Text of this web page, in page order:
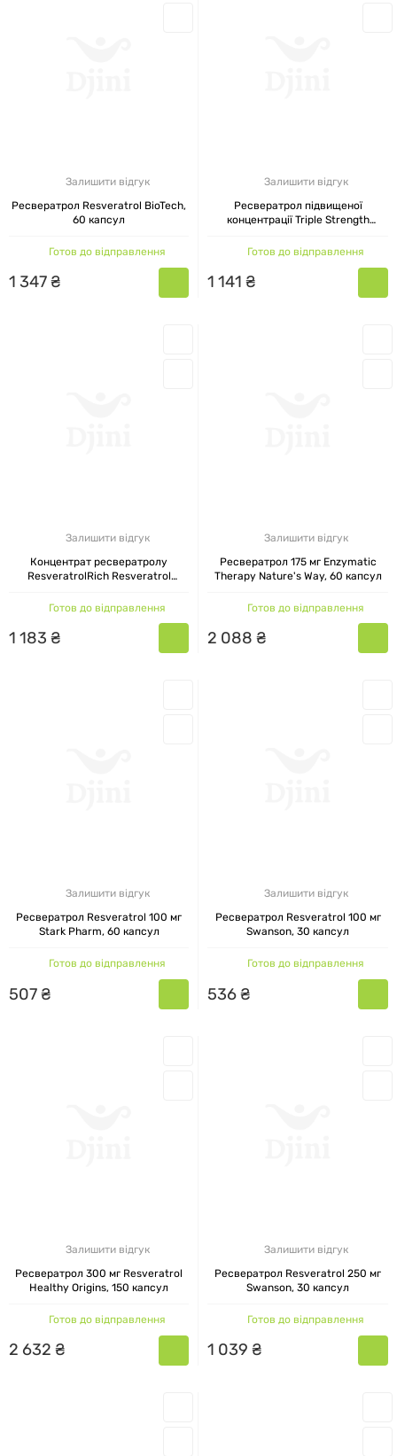
Залишити відгук
Ресвератрол Resveratrol BioTech,
60 капсул
Готов до відправлення
1 347₴
Залишити відгук
Ресвератрол підвищеної
концентрації Triple Strength
капсул
Готов до відправлення
1 141 ₴
Залишити відгук
Концентрат ресвератролу
ResveratrolRich Resveratrol
капсул
Готов до відправлення
1 183 ₴
Залишити відгук
Ресвератрол 175 мг Enzymatic
Therapy Nature's Way, 60 капсул
Готов до відправлення
2 088 ₴
Залишити відгук
Ресвератрол Resveratrol 100 мг
Stark Pharm, 60 капсул
Готов до відправлення
507₴
Залишити відгук
Ресвератрол Resveratrol 100 мг
Swanson, 30 капсул
Готов до відправлення
536₴
Залишити відгук
Ресвератрол 300 мг Resveratrol
Healthy Origins, 150 капсул
Готов до відправлення
2 632 ₴
Залишити відгук
Ресвератрол Resveratrol 250 мг
Swanson, 30 капсул
Готов до відправлення
1 039 ₴